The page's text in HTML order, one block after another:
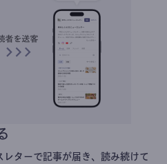
ターで記事が届き、読み続けて